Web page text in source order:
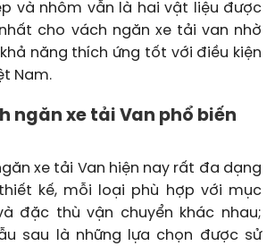
và nhôm vẫn là hai vật liệu được
cho vách ngăn xe tải van nhờ
năng thích ứng tốt với điều kiện
Nam.
ngăn xe tải Van phổ biến
xe tải Van hiện nay rất đa dạng
kế, mỗi loại phù hợp với mục
đặc thù vận chuyển khác nhau;
sau là những lựa chọn được sử